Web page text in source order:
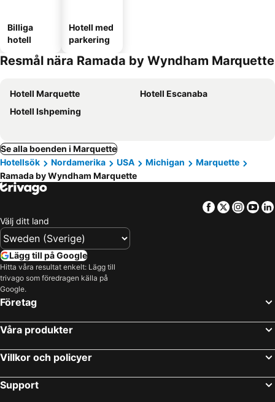
Billiga
hotell
Hotell med
parkering
Resmål nära Ramada by Wyndham Marquette
Hotell Marquette
Hotell Escanaba
Hotell Ishpeming
Se alla boenden i Marquette
Hotellsök
Nordamerika USA Michigan
Marquette
Ramada by Wyndham Marquette
Facebook
Twitter
Välj ditt land
Lägg till på Google
Hitta våra resultat enkelt: Lägg till
trivago som föredragen källa på
Google.
Företag
Våra produkter
Villkor och policyer
Support